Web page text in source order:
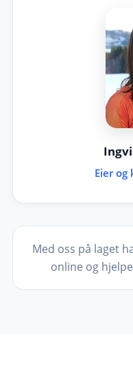
Eier
Med oss på laget
online og